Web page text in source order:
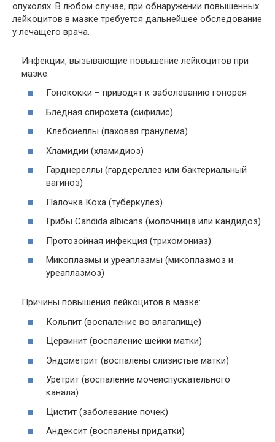
опухолях. В любом случае, при обнаружении повышенных
лейкоцитов в мазке требуется дальнейшее обследование
у лечащего врача.
Инфекции, вызывающие повышение лейкоцитов при
мазке:
Гонококки – приводят к заболеванию гонорея
Бледная спирохета (сифилис)
Клебсиеллы (паховая гранулема)
Хламидии (хламидиоз)
Гарднереллы (гардереллез или бактериальный
вагиноз)
Палочка Коха (туберкулез)
Грибы Candida albicans (молочница или кандидоз)
Протозойная инфекция (трихомониаз)
Микоплазмы и уреаплазмы (микоплазмоз и
уреаплазмоз)
Причины повышения лейкоцитов в мазке:
Кольпит (воспаление во влагалище)
Цервинит (воспаление шейки матки)
Эндометрит (воспалены слизистые матки)
Уретрит (воспаление мочеиспускательного
канала)
Цистит (заболевание почек)
Андексит (воспалены придатки)